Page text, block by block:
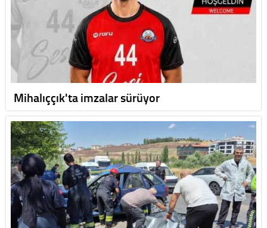
Mihalıççık'ta imzalar sürüyor